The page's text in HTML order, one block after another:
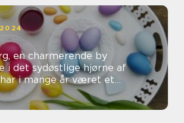
en charmerende by
i det sydøstlige hjørne af
i mange år været et
for både
og bac...